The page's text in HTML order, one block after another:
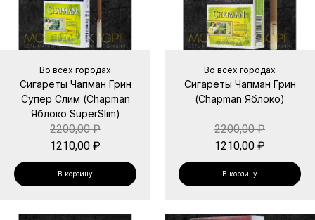
Во всех городах
Сигареты Чапман Грин
Супер Слим (Chapman
Яблоко SuperSlim)
2200,00₽
1210,00 ₽
В корзину
Во всех городах
Сигареты Чапман Грин
(Chapman Яблоко)
2200,00₽
1210,00 ₽
В корзину